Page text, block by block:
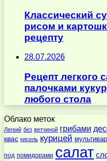
Классический
рисом и
рецепту
28.07.2026
Рецепт легкого
палочками
любого стола
Облако меток
Легкий без ветчиной грибами
квас кисель курицей
под помидорами салат